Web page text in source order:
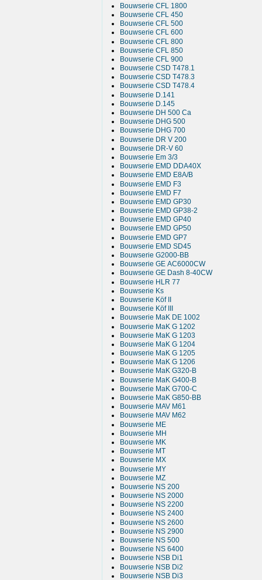
Bouwserie CFL 1800
Bouwserie CFL 450
Bouwserie CFL 500
Bouwserie CFL 600
Bouwserie CFL 800
Bouwserie CFL 850
Bouwserie CFL 900
Bouwserie CSD T478.1
Bouwserie CSD T478.3
Bouwserie CSD T478.4
Bouwserie D.141
Bouwserie D.145
Bouwserie DH 500 Ca
Bouwserie DHG 500
Bouwserie DHG 700
Bouwserie DR V 200
Bouwserie DR-V 60
Bouwserie Em 3/3
Bouwserie EMD DDA40X
Bouwserie EMD E8A/B
Bouwserie EMD F3
Bouwserie EMD F7
Bouwserie EMD GP30
Bouwserie EMD GP38-2
Bouwserie EMD GP40
Bouwserie EMD GP50
Bouwserie EMD GP7
Bouwserie EMD SD45
Bouwserie G2000-BB
Bouwserie GE AC6000CW
Bouwserie GE Dash 8-40CW
Bouwserie HLR 77
Bouwserie Ks
Bouwserie Köf II
Bouwserie Köf III
Bouwserie MaK DE 1002
Bouwserie MaK G 1202
Bouwserie MaK G 1203
Bouwserie MaK G 1204
Bouwserie MaK G 1205
Bouwserie MaK G 1206
Bouwserie MaK G320-B
Bouwserie MaK G400-B
Bouwserie MaK G700-C
Bouwserie MaK G850-BB
Bouwserie MAV M61
Bouwserie MAV M62
Bouwserie ME
Bouwserie MH
Bouwserie MK
Bouwserie MT
Bouwserie MX
Bouwserie MY
Bouwserie MZ
Bouwserie NS 200
Bouwserie NS 2000
Bouwserie NS 2200
Bouwserie NS 2400
Bouwserie NS 2600
Bouwserie NS 2900
Bouwserie NS 500
Bouwserie NS 6400
Bouwserie NSB Di1
Bouwserie NSB Di2
Bouwserie NSB Di3